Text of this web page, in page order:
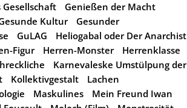
Gesellschaft
Genießen der Macht
Kultur
Gesunder
GuLAG
Heliogabal oder Der Anarchist
Figur Herren-Monster
Herrenklasse
Karnevaleske Umstülpung der
Kollektivgestalt
Lachen
Maskulines
Mein Freund Iwan